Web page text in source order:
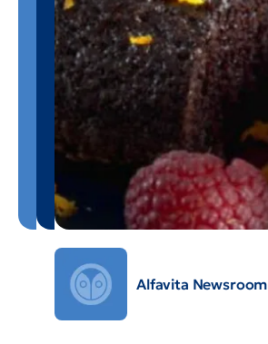
Alfavita Newsroom